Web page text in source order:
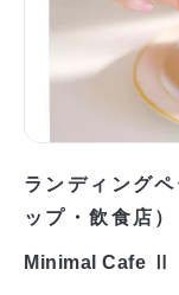
ランディング
ップ・飲食店）
Minimal Cafe Ⅱ